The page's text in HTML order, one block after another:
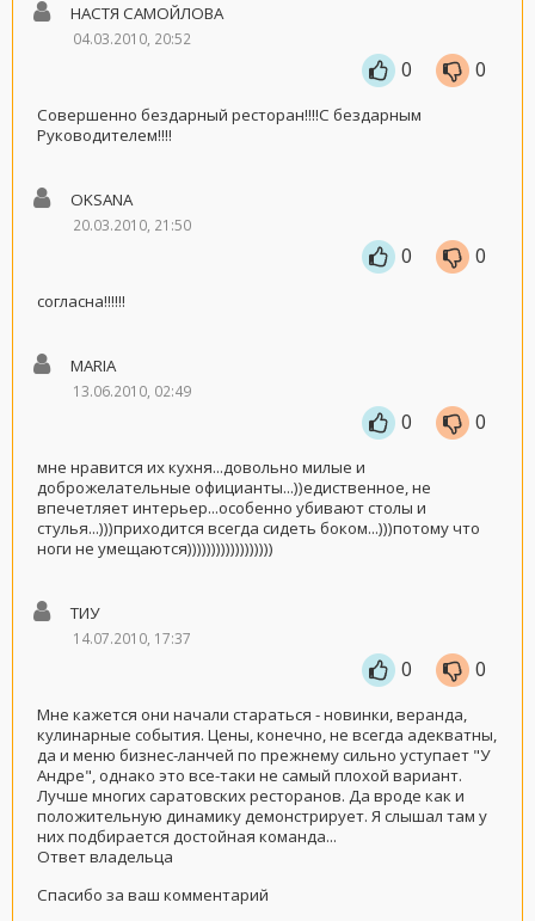
НАСТЯ САМОЙЛОВА
04.03.2010, 20:52
0 0
Совершенно бездарный ресторан!!!!С бездарным
Руководителем!!!!
OKSANA
20.03.2010, 21:50
0 0
согласна!!!!!!
MARIA
13.06.2010, 02:49
0 0
мне нравится их кухня...довольно милые и
доброжелательные официанты...))едиственное, не
впечетляет интерьер...особенно убивают столы и
стулья...)))приходится всегда сидеть боком...)))потому что
ноги не умещаются))))))))))))))))))
ТИУ
14.07.2010, 17:37
0 0
Мне кажется они начали стараться - новинки, веранда,
кулинарные события. Цены, конечно, не всегда адекватны,
да и меню бизнес-ланчей по прежнему сильно уступает "У
Андре", однако это все-таки не самый плохой вариант.
Лучше многих саратовских ресторанов. Да вроде как и
положительную динамику демонстрирует. Я слышал там у
них подбирается достойная команда...
Ответ владельца
Спасибо за ваш комментарий